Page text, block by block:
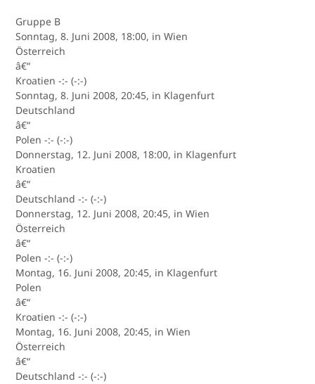
Gruppe B
Sonntag, 8. Juni 2008, 18:00, in Wien
Österreich
â€“
Kroatien -:- (-:-)
Sonntag, 8. Juni 2008, 20:45, in Klagenfurt
Deutschland
â€“
Polen -:- (-:-)
Donnerstag, 12. Juni 2008, 18:00, in Klagenfurt
Kroatien
â€“
Deutschland -:- (-:-)
Donnerstag, 12. Juni 2008, 20:45, in Wien
Österreich
â€“
Polen -:- (-:-)
Montag, 16. Juni 2008, 20:45, in Klagenfurt
Polen
â€“
Kroatien -:- (-:-)
Montag, 16. Juni 2008, 20:45, in Wien
Österreich
â€“
Deutschland -:- (-:-)